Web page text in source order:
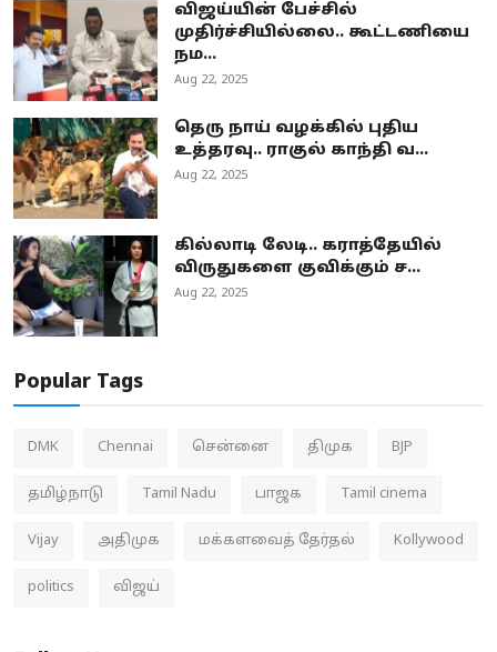
விஜய்யின் பேச்சில்
முதிர்ச்சியில்லை.. கூட்டணியை
நம...
Aug 22, 2025
தெரு நாய் வழக்கில் புதிய
உத்தரவு.. ராகுல் காந்தி வ...
Aug 22, 2025
கில்லாடி லேடி.. கராத்தேயில்
விருதுகளை குவிக்கும் ச...
Aug 22, 2025
Popular Tags
DMK Chennai சென்னை திமுக BJP
தமிழ்நாடு Tamil Nadu பாஜக Tamil cinema
Vijay அதிமுக மக்களவைத் தேர்தல் Kollywood
politics விஜய்